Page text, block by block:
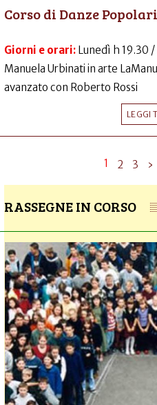
Corso di Danze Popolari
Giorni e orari: Lunedì h 19.30
Manuela Urbinati in arte
avanzato con Roberto Rossi
LEGGI
1 2 3 ›
RASSEGNE IN CORSO